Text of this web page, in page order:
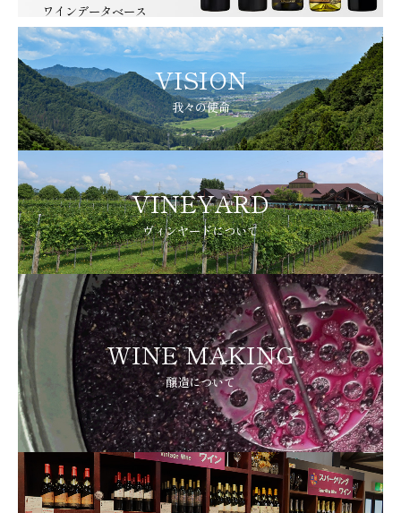
ワインデータベース
VISION
我々の使命
VINEYARD
ヴィンヤードについて
WINE MAKING
醸造について